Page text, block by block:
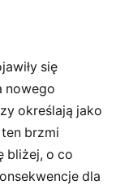
się
nowego
określają jako
brzmi
bliżej, o co
dla